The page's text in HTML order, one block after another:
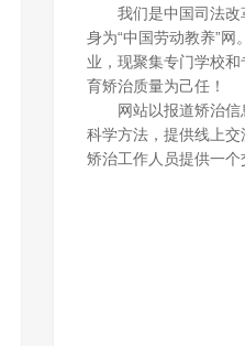
我们是中国司法改
身为“中国劳动教养”
业，现聚集专门学校
育矫治质量为己任！
网站以报道矫治信
科学方法，提供线上
矫治工作人员提供一个